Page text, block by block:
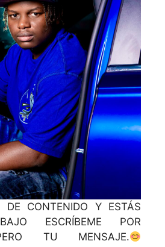
DE CONTENIDO Y ESTÁS
ESCRÍBEME POR
TU MENSAJE.